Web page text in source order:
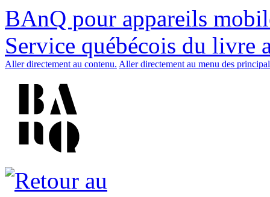
BAnQ pour appareils
Service québécois du livre
Aller directement au contenu. Aller directement au menu des